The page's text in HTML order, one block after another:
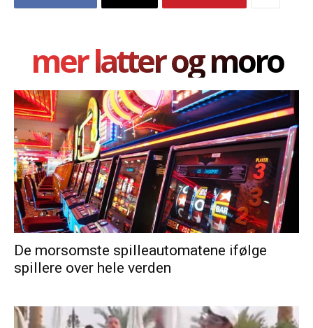
mer latter og moro
De morsomste spilleautomatene ifølge
spillere over hele verden